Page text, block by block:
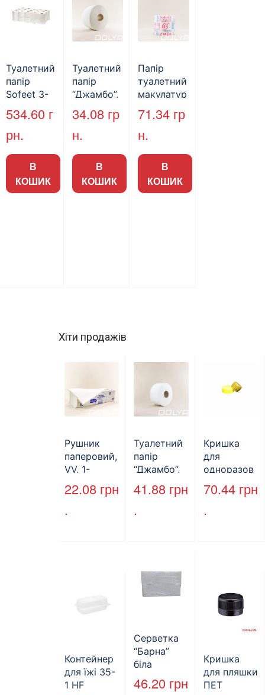
Туалетний
папір
Sofeet 3-
шаровий
целюлозн
ий на
гільзі,
білий, 15м.
30шт/уп
(3/пак)
534.60 г
рн.
В
КОШИК
Туалетний
папір
“Джамбо”,
130м.
34.08 гр
н.
В
КОШИК
Папір
туалетний
макулатур
ний
“Київ-63”,
8 шт/пак
71.34 гр
н.
В
КОШИК
Хіти продажів
Рушник
паперовий,
VV, 1-
шаровий,
макулатура
22.08 грн
.
Туалетний
папір
“Джамбо”,
B2B
Service,
41.88 грн
.
Кришка
для
одноразов
ої пляшки,
ПЕТ,
70.44 грн
.
Контейнер
для їжі 35-
1 HF
Серветка
“Барна”
біла
PAPERO
500 шт (6/
46.20 грн
Кришка
для пляшки
ПЕТ